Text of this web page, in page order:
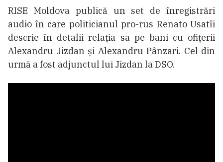
RISE Moldova publică un set de înregistrări
audio în care politicianul pro-rus Renato Usatîi
descrie în detalii relația sa pe bani cu ofițerii
Alexandru Jizdan și Alexandru Pânzari. Cel din
urmă a fost adjunctul lui Jizdan la DSO.